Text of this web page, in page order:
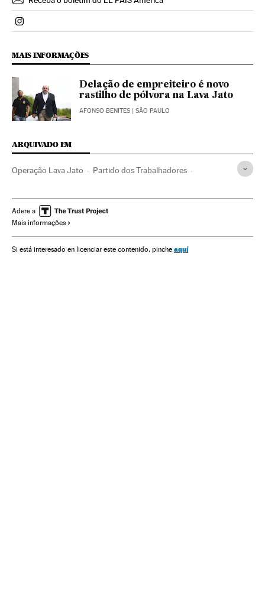
Politica El País Brasil en Instagram
MAIS INFORMAÇÕES
Delação de empreiteiro é novo
rastilho de pólvora na Lava Jato
AFONSO BENITES | SÃO PAULO
ARQUIVADO EM
Operação Lava Jato Partido dos Trabalhadores
Investigação policial Financiamento ilegal
Presidente Brasil
Presidência Brasil Corrupção política
Adere a
Mais informações
Si está interesado en licenciar este contenido, pinche aquí